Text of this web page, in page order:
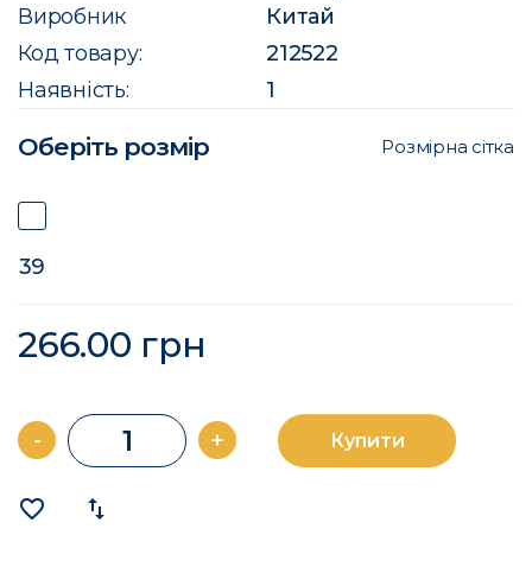
Виробник
Китай
Код товару:
212522
Наявність:
1
Оберіть розмір Розмірна сітка
39
266.00 грн
- + Купити
favorite_border import_export